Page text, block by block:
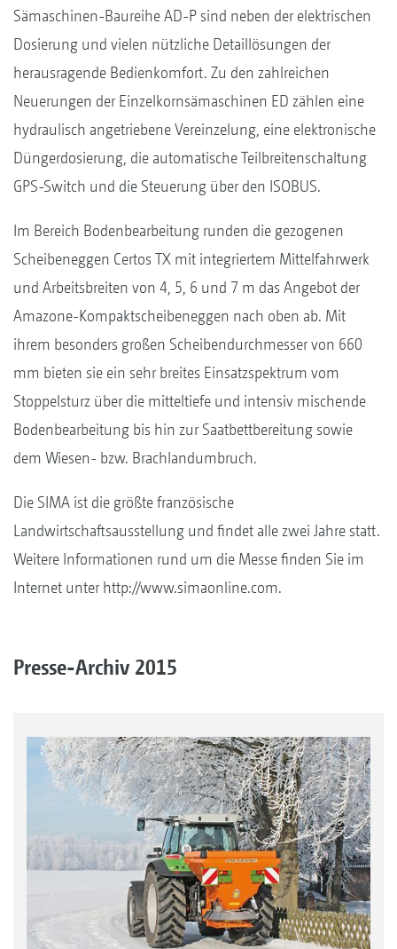
Sämaschinen-Baureihe AD-P sind neben der elektrischen
Dosierung und vielen nützliche Detaillösungen der
herausragende Bedienkomfort. Zu den zahlreichen
Neuerungen der Einzelkornsämaschinen ED zählen eine
hydraulisch angetriebene Vereinzelung, eine elektronische
Düngerdosierung, die automatische Teilbreitenschaltung
GPS-Switch und die Steuerung über den ISOBUS.
Im Bereich Bodenbearbeitung runden die gezogenen
Scheibeneggen Certos TX mit integriertem Mittelfahrwerk
und Arbeitsbreiten von 4, 5, 6 und 7 m das Angebot der
Amazone-Kompaktscheibeneggen nach oben ab. Mit
ihrem besonders großen Scheibendurchmesser von 660
mm bieten sie ein sehr breites Einsatzspektrum vom
Stoppelsturz über die mitteltiefe und intensiv mischende
Bodenbearbeitung bis hin zur Saatbettbereitung sowie
dem Wiesen- bzw. Brachlandumbruch.
Die SIMA ist die größte französische
Landwirtschaftsausstellung und findet alle zwei Jahre statt.
Weitere Informationen rund um die Messe finden Sie im
Internet unter http://www.simaonline.com.
Presse-Archiv 2015